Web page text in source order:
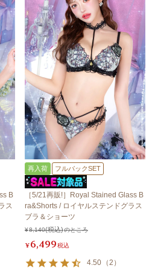
B
ス
再入荷 フルバックSET
［5/21再販!］Royal Stained Glass B
ra&Shorts / ロイヤルステンドグラス
ブラ＆ショーツ
¥8,140 のところ
¥6,499税込
4.50 （2 ）